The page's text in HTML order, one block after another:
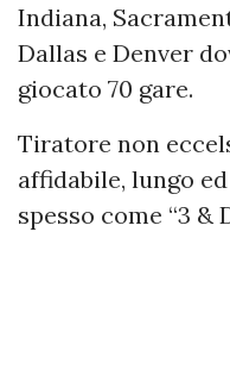
Indiana,
Dallas e Denver
giocato 70 gare.
Tiratore non
affidabile, lungo
spesso come “3 &